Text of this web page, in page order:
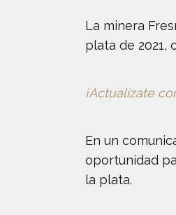
La minera
plata de 2021,
¡Actualízate
En un
oportunidad
la plata.